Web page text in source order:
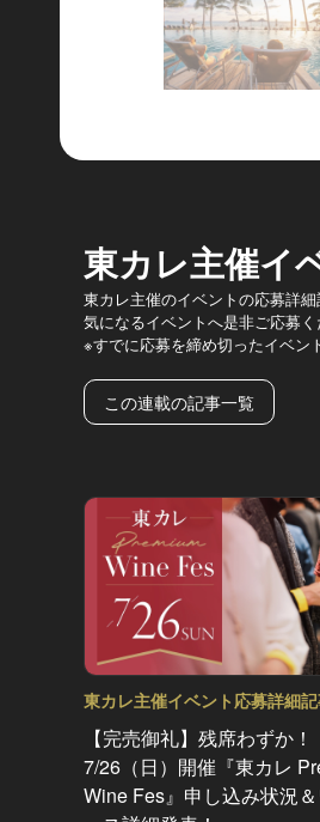
東カレ主催イ
東カレ主催のイベントの応募詳細
気になるイベントへ是非ご応募く
※すでに応募を締め切ったイベン
この連載の記事一覧
東カレ主催イベント応募詳細
Vol.93
【完売御礼】残席わずか！
7/26（日）開催『東カレ
Wine Fes』申し込み状況